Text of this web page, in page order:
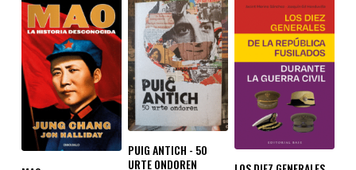
PUIG ANTICH - 50
URTE ONDOREN